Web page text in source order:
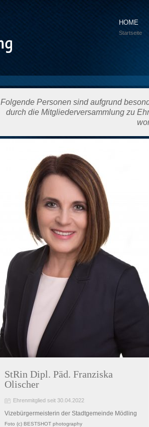
HOME
Startseite
Folgende Personen sind aufgrund
durch die Mitgliederversammlung zu
StRin Dipl. Päd. Franziska
Olischer
Ehrenmitglied seit 30.04.2022
Vizebürgermeisterin der Stadtgemeinde Mödling
Foto (c) BESTSHOT photography